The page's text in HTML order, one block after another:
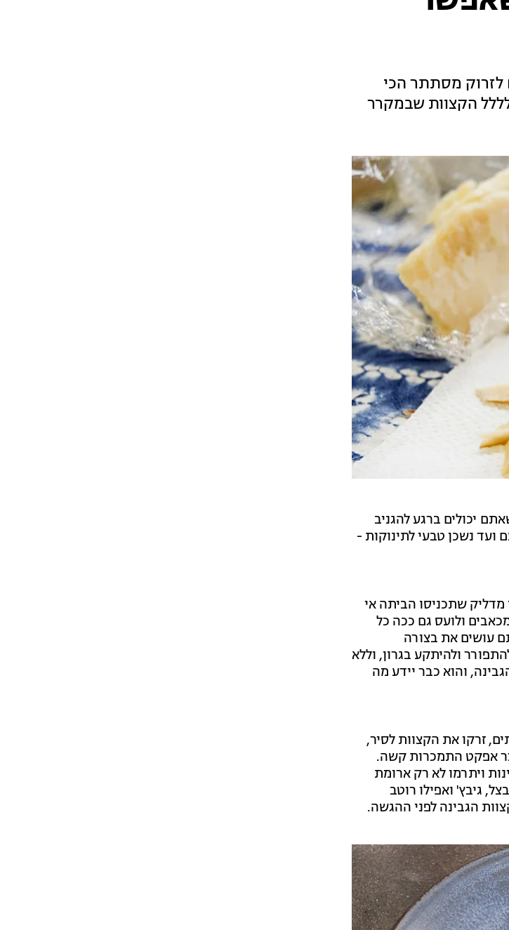
מסתתר הכי
יכולים ברגע להגניב
נשכן טבעי לתינוקות -
את זה כבר שנים, וכן #2 - זה הנשכן הכי מדליק שתכניסו הביתה אי
ולועס גם ככה כל
עושים את בצורה
ולהיתקע בגרון, וללא
והוא כבר יידע מה
זרקו את הקצוות לסיר,
אפקט התמכרות קשה.
ויתרמו לא רק ארומת
גיבץ' ואפילו רוטב
הגבינה לפני ההגשה.